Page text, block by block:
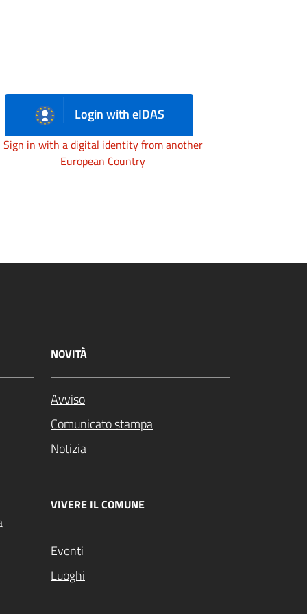
Login with eIDAS
Sign in with a digital identity from another
European Country
NOVITÀ
Avviso
Comunicato stampa
Notizia
VIVERE IL COMUNE
Eventi
Luoghi